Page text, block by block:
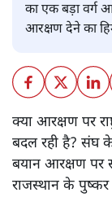
का एक बड़ा वर्ग
आरक्षण देने का
क्या आरक्षण पर
बदल रही है? संघ के
बयान आरक्षण पर
राजस्थान के